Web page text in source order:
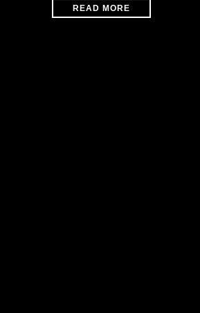
READ MORE